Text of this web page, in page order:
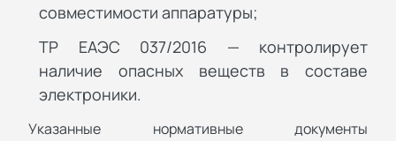
совместимости аппаратуры;
ТР ЕАЭС 037/2016 — контролирует
наличие опасных веществ в составе
электроники.
Указанные нормативные документы